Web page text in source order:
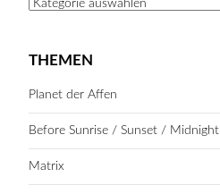
THEMEN
Planet der Affen
Before Sunrise / Sunset / Midnight
Matrix